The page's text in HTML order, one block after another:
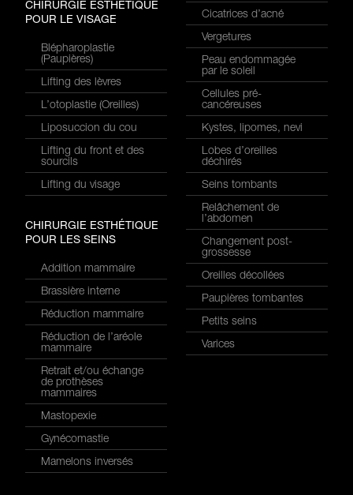
CHIRURGIE ESTHÉTIQUE
POUR LE VISAGE
Blépharoplastie
(Paupières)
Lifting des lèvres
L’otoplastie (Oreilles)
Liposuccion du cou
Lifting du front et des
sourcils
Lifting du visage
CHIRURGIE ESTHÉTIQUE
POUR LES SEINS
Addition mammaire
Brassière interne
Réduction mammaire
Réduction de l’aréole
mammaire
Retrait et/ou échange
de prothèses
mammaires
Mastopexie
Gynécomastie
Mamelons inversés
Cicatrices d’acné
Vergetures
Peau endommagée
par le soleil
Cellules pré-
cancéreuses
Kystes, lipomes, nevi
Lobes d’oreilles
déchirés
Seins tombants
Relâchement de
l’abdomen
Changement post-
grossesse
Oreilles décollées
Paupières tombantes
Petits seins
Varices